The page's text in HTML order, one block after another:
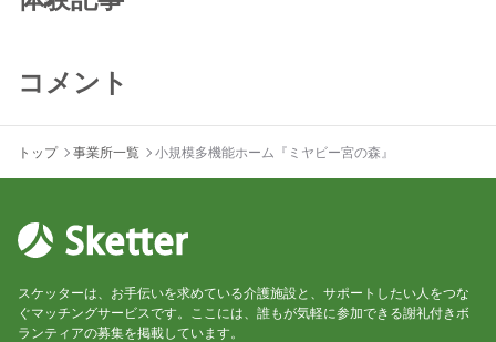
コメント
トップ 事業所一覧 小規模多機能ホーム『ミヤビー宮の森』
スケッターは、お手伝いを求めている介護施設と、サポートしたい人をつな
ぐマッチングサービスです。ここには、誰もが気軽に参加できる謝礼付きボ
ランティアの募集を掲載しています。